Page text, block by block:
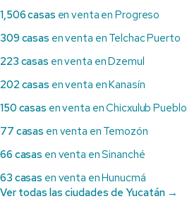
1,506 casas en venta en Progreso
309 casas en venta en Telchac Puerto
223 casas en venta en Dzemul
202 casas en venta en Kanasín
150 casas en venta en Chicxulub Pueblo
77 casas en venta en Temozón
66 casas en venta en Sinanché
63 casas en venta en Hunucmá
Ver todas las ciudades de Yucatán →